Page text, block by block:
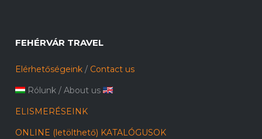
FEHÉRVÁR TRAVEL
Elérhetőségeink / Contact us
Rólunk /About us
ELISMERÉSEINK
ONLINE (letölthető) KATALÓGUSOK